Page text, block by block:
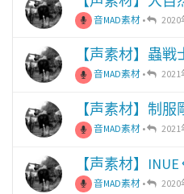
音MAD素材 • 2020
【声素材】蟲
音MAD素材 • 2021
【声素材】制服
音MAD素材 • 2021
【声素材】
音MAD素材 • 2020